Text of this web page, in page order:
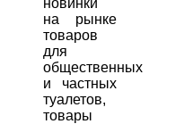
новинки
на рынке
товаров
для
общественных
и частных
туалетов,
товары